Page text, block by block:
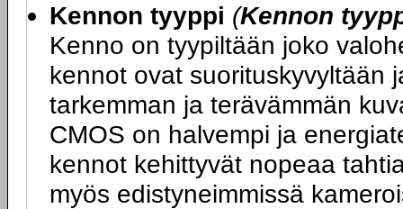
Kennon tyyppi (Kennon
Kenno on tyypiltään joko
kennot ovat suorituskyvyltään
tarkemman ja terävämmän
CMOS on halvempi ja
kennot kehittyvät nopeaa
myös edistyneimmissä